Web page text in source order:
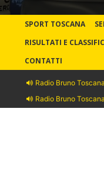
SPORT TOSCANA
RISULTATI E
CONTATTI
Radio Bruno Toscana
Radio Bruno